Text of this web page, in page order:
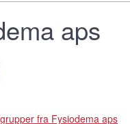
aps
fra Fysiodema aps